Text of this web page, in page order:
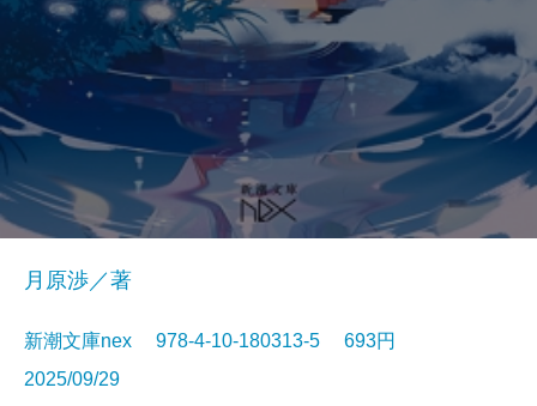
月原渉／著
新潮文庫nex 978-4-10-180313-5 693円
2025/09/29